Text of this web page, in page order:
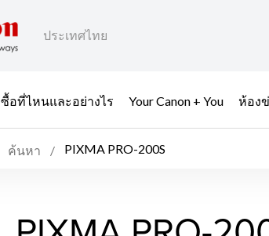
ประเทศไทย
ซื้อที่ไหนและอย่างไร Your Canon + You ห้อง
ค้นหา PIXMA PRO-200S